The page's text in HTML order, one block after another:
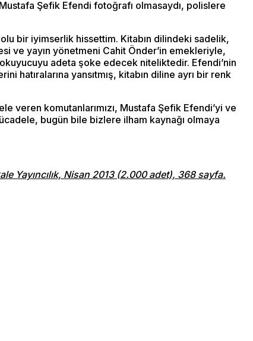
Şefik Efendi fotoğrafı olmasaydı, polislere
bir iyimserlik hissettim. Kitabın dilindeki sadelik,
ve yayın yönetmeni Cahit Önder’in emekleriyle,
okuyucuyu adeta şoke edecek niteliktedir. Efendi’nin
hatıralarına yansıtmış, kitabın diline ayrı bir renk
veren komutanlarımızı, Mustafa Şefik Efendi’yi ve
bugün bile bizlere ilham kaynağı olmaya
Yayıncılık, Nisan 2013 (2.000adet), 368 sayfa.